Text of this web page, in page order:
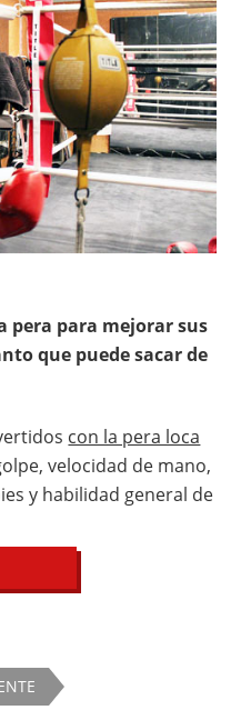
pera para mejorar sus
que puede sacar de
con la pera loca
velocidad de mano,
y habilidad general de